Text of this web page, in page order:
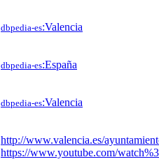
dbpedia-es:Valencia
dbpedia-es:España
dbpedia-es:Valencia
http://www.valencia.es/
https://www.youtube.com/